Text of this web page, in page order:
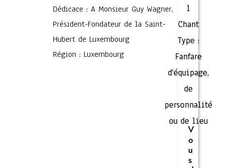
Dédicace : A Monsieur Guy Wagner,
Président-Fondateur de la Saint-
Hubert de Luxembourg
Région : Luxembourg
1
Chant
Type :
Fanfare
d'équipage,
de
personnalité
ou de lieu
V
o
u
s